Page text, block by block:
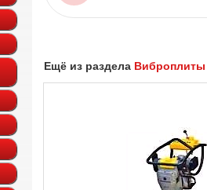
Ещё из раздела Виброплиты